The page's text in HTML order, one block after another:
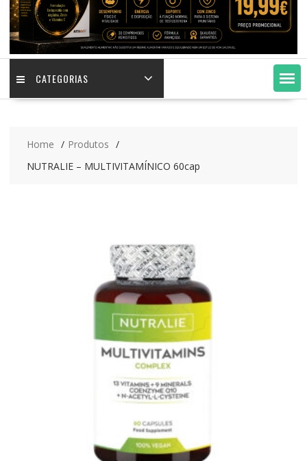
CATEGORIAS
Home
Produtos
NUTRALIE – MULTIVITAMÍNICO 60cap